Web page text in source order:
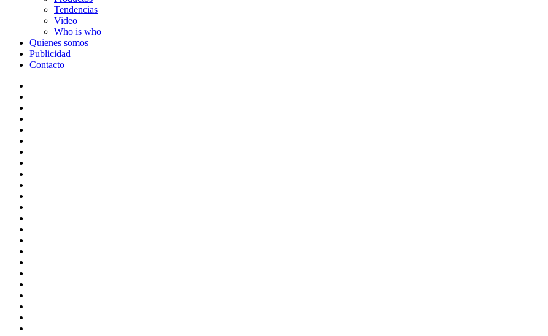
Tendencias
Video
Who is who
Quienes somos
Publicidad
Contacto